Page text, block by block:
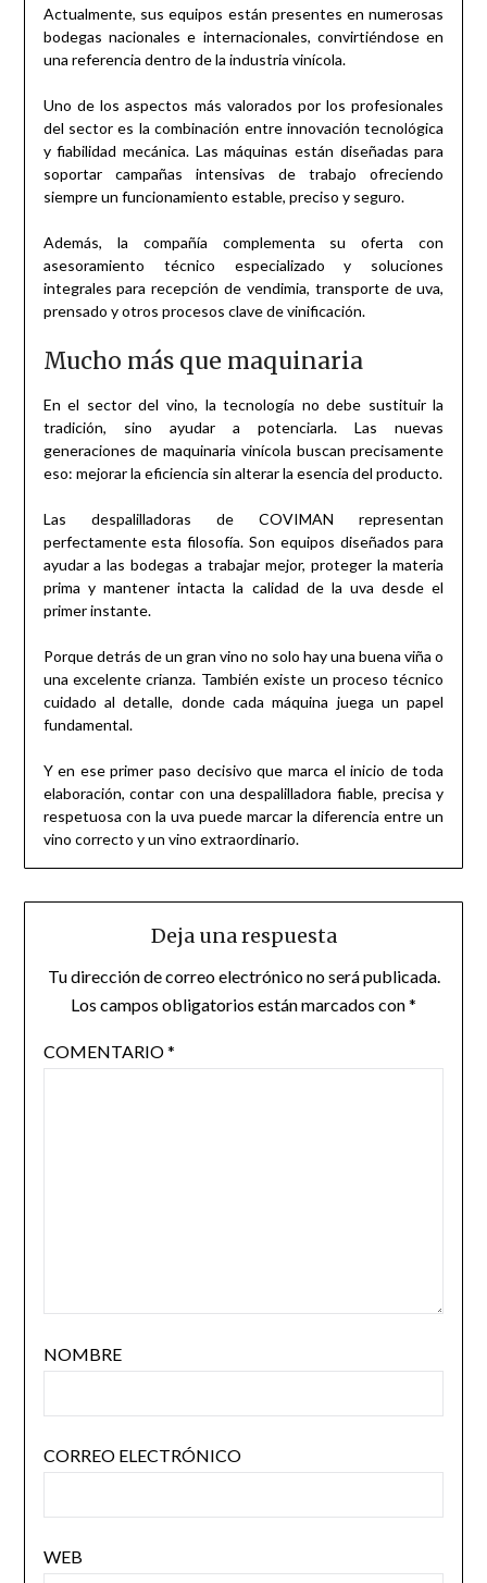
Actualmente, sus equipos están presentes en numerosas
bodegas nacionales e internacionales, convirtiéndose en
una referencia dentro de la industria vinícola.
Uno de los aspectos más valorados por los profesionales
del sector es la combinación entre innovación tecnológica
y fiabilidad mecánica. Las máquinas están diseñadas para
soportar campañas intensivas de trabajo ofreciendo
siempre un funcionamiento estable, preciso y seguro.
Además, la compañía complementa su oferta con
asesoramiento técnico especializado y soluciones
integrales para recepción de vendimia, transporte de uva,
prensado y otros procesos clave de vinificación.
Mucho más que maquinaria
En el sector del vino, la tecnología no debe sustituir la
tradición, sino ayudar a potenciarla. Las nuevas
generaciones de maquinaria vinícola buscan precisamente
eso: mejorar la eficiencia sin alterar la esencia del producto.
Las despalilladoras de COVIMAN representan
perfectamente esta filosofía. Son equipos diseñados para
ayudar a las bodegas a trabajar mejor, proteger la materia
prima y mantener intacta la calidad de la uva desde el
primer instante.
Porque detrás de un gran vino no solo hay una buena viña o
una excelente crianza. También existe un proceso técnico
cuidado al detalle, donde cada máquina juega un papel
fundamental.
Y en ese primer paso decisivo que marca el inicio de toda
elaboración, contar con una despalilladora fiable, precisa y
respetuosa con la uva puede marcar la diferencia entre un
vino correcto y un vino extraordinario.
Deja una respuesta
Tu dirección de correo electrónico no será publicada.
Los campos obligatorios están marcados con*
COMENTARIO*
NOMBRE
CORREO ELECTRÓNICO
WEB